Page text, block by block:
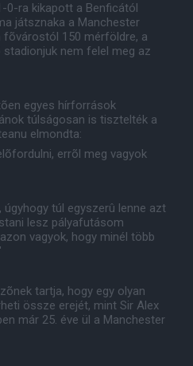
0-ra kikapott a Benficától
játsznaka a Manchester
fõvárostól 150 mérföldre, a
nem felel meg az
egyes hírforrások
túlságosan is tisztelték a
elmondta:
errõl meg vagyok
túl egyszerû lenne azt
lesz pályafutásom
vagyok, hogy minél több
tartja, hogy egy olyan
össze erejét, mint Sir Alex
már 25. éve ül a Manchester